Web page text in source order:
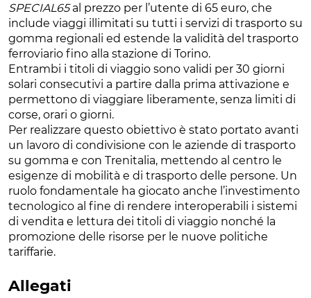
SPECIAL65al prezzo per l’utente di 65 euro, che
include viaggi illimitati su tutti i servizi di trasporto su
gomma regionali ed estende la validità del trasporto
ferroviario fino alla stazione di Torino.
Entrambi i titoli di viaggio sono validi per 30 giorni
solari consecutivi a partire dalla prima attivazione e
permettono di viaggiare liberamente, senza limiti di
corse, orari o giorni.
Per realizzare questo obiettivo è stato portato avanti
un lavoro di condivisione con le aziende di trasporto
su gomma e con Trenitalia, mettendo al centro le
esigenze di mobilità e di trasporto delle persone. Un
ruolo fondamentale ha giocato anche l’investimento
tecnologico al fine di rendere interoperabili i sistemi
di vendita e lettura dei titoli di viaggio nonché la
promozione delle risorse per le nuove politiche
tariffarie.
Allegati